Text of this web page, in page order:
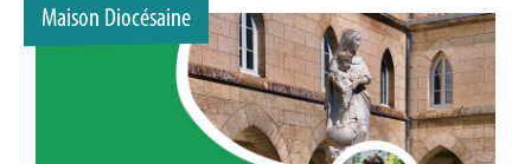
Maison Diocésaine